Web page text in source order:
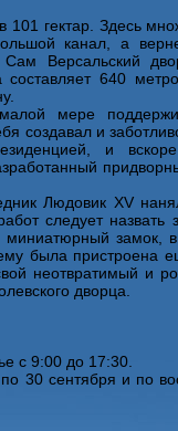
гектар. Здесь
канал, а
Версальский
640
мере
создавал и
и
Людовик XV
следует
замок, в
была пристроена
неотвратимый и
дворца.
с 9:00 до 17:30.
30 сентября и по